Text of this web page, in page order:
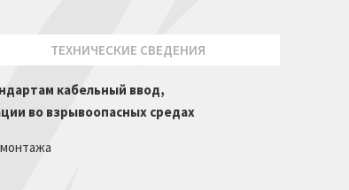
ТЕХНИЧЕСКИЕ СВЕДЕНИЯ
кабельный ввод,
во взрывоопасных средах